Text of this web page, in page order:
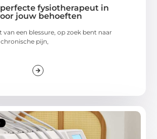
fysiotherapeut in
jouw behoeften
van een blessure, op zoek bent naar
pijn,